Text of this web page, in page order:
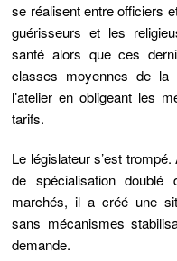
se réalisent entre officiers
guérisseurs et les
santé alors que ces
classes moyennes de la
l’atelier en obligeant les
tarifs.
Le législateur s’est
de spécialisation doublé
marchés, il a créé une
sans mécanismes
demande.